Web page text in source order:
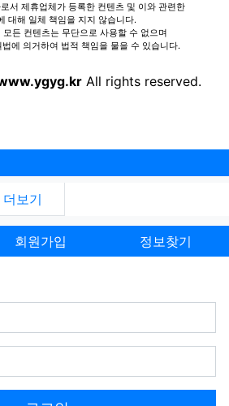
서 제휴업체가 등록한 컨텐츠 및 이와 관련한
대해 일체 책임을 지지 않습니다.
모든 컨텐츠는 무단으로 사용할 수 없으며
에 의거하여 법적 책임을 물을 수 있습니다.
All rights reserved.
더보기
회원가입 정보찾기